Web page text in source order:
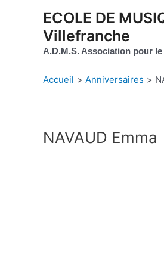
ECOLE DE
Villefranche
A.D.M.S. Association pour
Accueil Anniversaires
NAVAUD Emma